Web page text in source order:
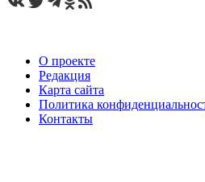
О проекте
Редакция
Карта сайта
Политика
Контакты